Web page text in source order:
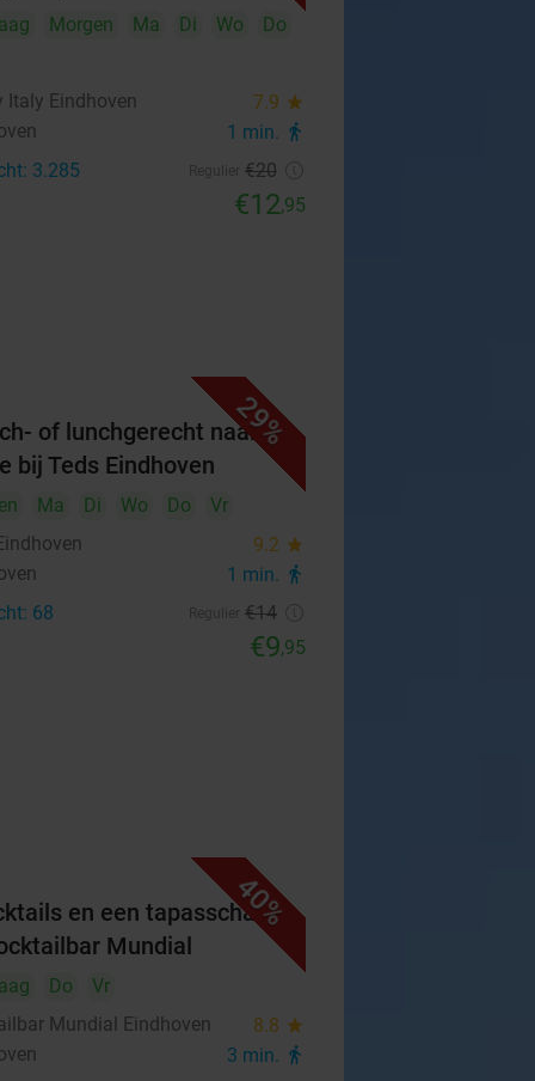
Morgen Ma Di Wo
Do
Italy Eindhoven
7.9 star
1 min. directions_walk
3.285 €20
€12,95
29%
of lunchgerecht naar
bij Teds Eindhoven
Ma Di Wo Do
Vr
9.2 star
1 min. directions_walk
68 €14
€9,95
40%
en een tapasschaal
Mundial
Do
Vr
Mundial Eindhoven
8.8 star
3 min. directions_walk